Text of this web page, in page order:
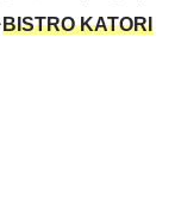
BISTRO KATORI